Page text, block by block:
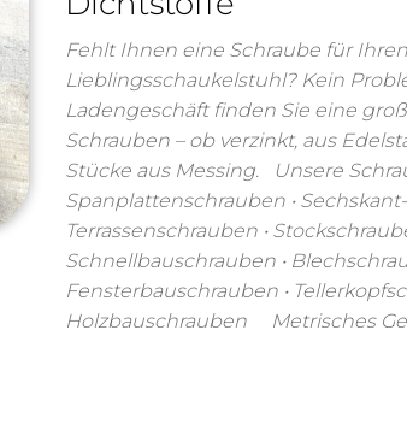
Fehlt Ihnen eine Schraube für Ihren
Lieblingsschaukelstuhl? Kein
Ladengeschäft finden Sie eine
Schrauben – ob verzinkt, aus
Stücke aus Messing. Unsere
Spanplattenschrauben •
Terrassenschrauben •
Schnellbauschrauben •
Fensterbauschrauben •
Holzbauschrauben Metrisches